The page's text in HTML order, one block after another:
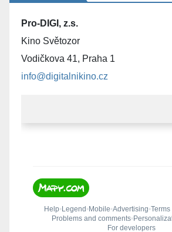
Pro-DIGI, z.s.
Kino Světozor
Vodičkova 41, Praha 1
info@digitalnikino.cz